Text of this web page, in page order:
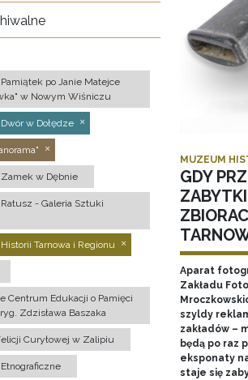
po Janie Matejce
w Nowym Wiśniczu
w Dołędze
w Dębnie
- Galeria Sztuki
Tarnowa i Regionu
Centrum Edukacji o Pamięci
Zdzisława Baszaka
Curyłowej w Zalipiu
MUZEUM
GDY
Aparat
Zakładu
szyldy
zakładów –
będą po raz
eksponaty
staje się